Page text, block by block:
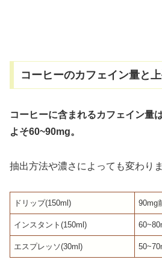
コーヒーのカフェイン量と
コーヒーに含まれるカフェイン量
よそ60~90mg。
抽出方法や濃さによっても変わりま
ドリップ(150ml) 90mg
インスタント(150ml)
エスプレッソ(30ml)